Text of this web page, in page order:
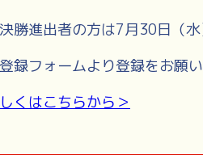
勝進出者の方は7月30日（
録フォームより登録をお願い
くはこちらから＞